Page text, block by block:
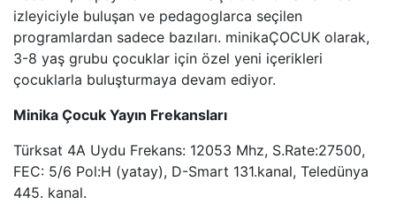
TRT HABER
TELE1
ULUSAL KANAL
TJK TV
izleyiciyle buluşan ve pedagoglarca seçilen
programlardan sadece bazıları. minikaÇOCUK olarak,
3-8 yaş grubu çocuklar için özel yeni içerikleri
çocuklarla buluşturmaya devam ediyor.
Minika Çocuk Yayın Frekansları
Türksat 4A Uydu Frekans: 12053 Mhz, S.Rate:27500,
FEC: 5/6 Pol:H (yatay), D-Smart 131.kanal, Teledünya
445. kanal.